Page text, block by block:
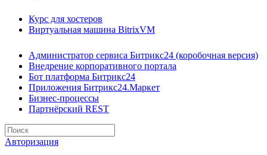
Курс для хостеров
Виртуальная машина BitrixVM
Администратор сервиса Битрикс24 (коробочная версия)
Внедрение корпоративного портала
Бот платформа Битрикс24
Приложения Битрикс24.Маркет
Бизнес-процессы
Партнёрский REST
Авторизация